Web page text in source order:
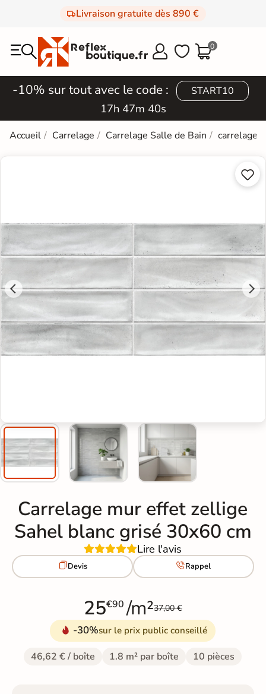
Livraison gratuite dès 890 €
  0
-10% sur tout avec le code : START10
17h 47m 39s
Accueil Carrelage Carrelage Salle de Bain carrelage


Carrelage mur effet zellige
Sahel blanc grisé 30x60 cm
Lire l'avis
Devis Rappel
25€90 /m²37,00 €
-30%sur le prix public conseillé
46,62 € / boîte 1.8 m² par boîte 10 pièces